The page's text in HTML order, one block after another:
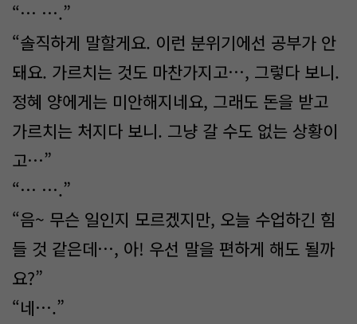
“… ….”
“솔직하게 말할게요. 이런 분위기에선 공부가 안
돼요. 가르치는 것도 마찬가지고…, 그렇다 보니.
정혜 양에게는 미안해지네요, 그래도 돈을 받고
가르치는 처지다 보니. 그냥 갈 수도 없는 상황이
고…”
“… ….”
“음~ 무슨 일인지 모르겠지만, 오늘 수업하긴 힘
들 것 같은데…, 아! 우선 말을 편하게 해도 될까
요?”
“네….”